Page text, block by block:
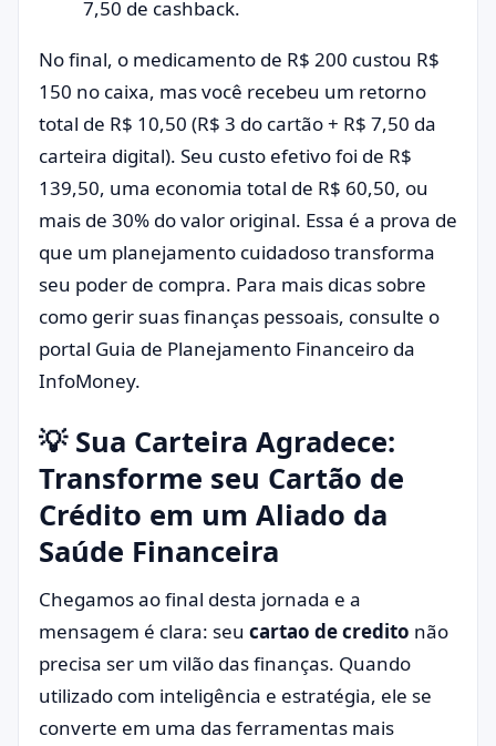
7,50 de cashback.
No final, o medicamento de R$ 200 custou R$
150 no caixa, mas você recebeu um retorno
total de R$ 10,50 (R$ 3 do cartão + R$ 7,50 da
carteira digital). Seu custo efetivo foi de R$
139,50, uma economia total de R$ 60,50, ou
mais de 30% do valor original. Essa é a prova de
que um planejamento cuidadoso transforma
seu poder de compra. Para mais dicas sobre
como gerir suas finanças pessoais, consulte o
portal Guia de Planejamento Financeiro da
InfoMoney.
💡 Sua Carteira Agradece:
Transforme seu Cartão de
Crédito em um Aliado da
Saúde Financeira
Chegamos ao final desta jornada e a
mensagem é clara: seu cartao de credito não
precisa ser um vilão das finanças. Quando
utilizado com inteligência e estratégia, ele se
converte em uma das ferramentas mais